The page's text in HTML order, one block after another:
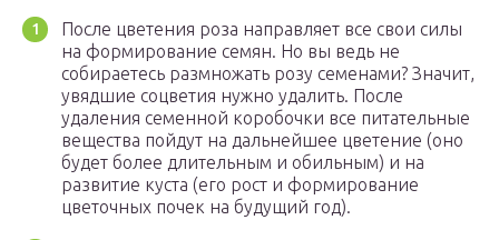
После цветения роза направляет все свои силы
на формирование семян. Но вы ведь не
собираетесь размножать розу семенами? Значит,
увядшие соцветия нужно удалить. После
удаления семенной коробочки все питательные
вещества пойдут на дальнейшее цветение (оно
будет более длительным и обильным) и на
развитие куста (его рост и формирование
цветочных почек на будущий год).